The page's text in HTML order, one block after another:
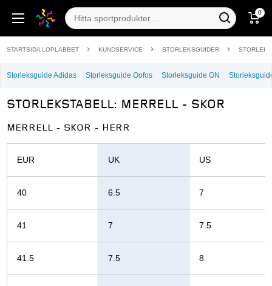
0
STARTSIDA LOPLABBET KUNDSERVICE STORLEKSGUIDER
Storleksguide Adidas Storleksguide Oofos Storleksguide ON
STORLEKSTABELL: MERRELL - SKOR
MERRELL - SKOR - HERR
EUR UK US
40 6.5 7
41 7 7.5
41.5 7.5 8